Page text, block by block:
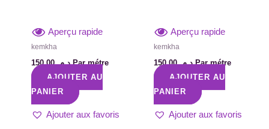
Aperçu rapide
kemkha
د.م.150,00
Par métre
AJOUTER AU
PANIER
Ajouter aux favoris
Aperçu rapide
kemkha
د.م.150,00
Par métre
AJOUTER AU
PANIER
Ajouter aux favoris